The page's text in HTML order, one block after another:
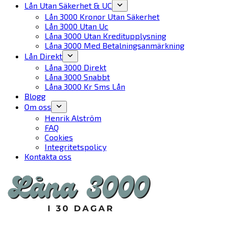
Lån Utan Säkerhet & UC
Lån 3000 Kronor Utan Säkerhet
Lån 3000 Utan Uc
Låna 3000 Utan Kreditupplysning
Låna 3000 Med Betalningsanmärkning
Lån Direkt
Låna 3000 Direkt
Låna 3000 Snabbt
Låna 3000 Kr Sms Lån
Blogg
Om oss
Henrik Alström
FAQ
Cookies
Integritetspolicy
Kontakta oss